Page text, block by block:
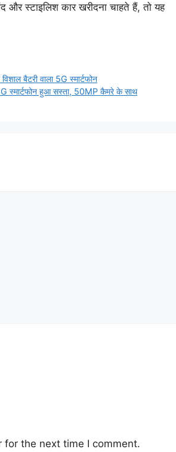
स्टाइलिश कार खरीदना चाहते हैं, तो यह
बैटरी वाला 5G स्मार्टफोन
स्मार्टफोन हुआ सस्ता, 50MP कैमरे के साथ
the next time I comment.